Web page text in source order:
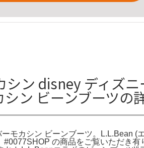
ン disney ディズ
ン ビーンブーツの
モカシン ビーンブーツ。L.L.Bean
#0077SHOP の商品をご覧いただき